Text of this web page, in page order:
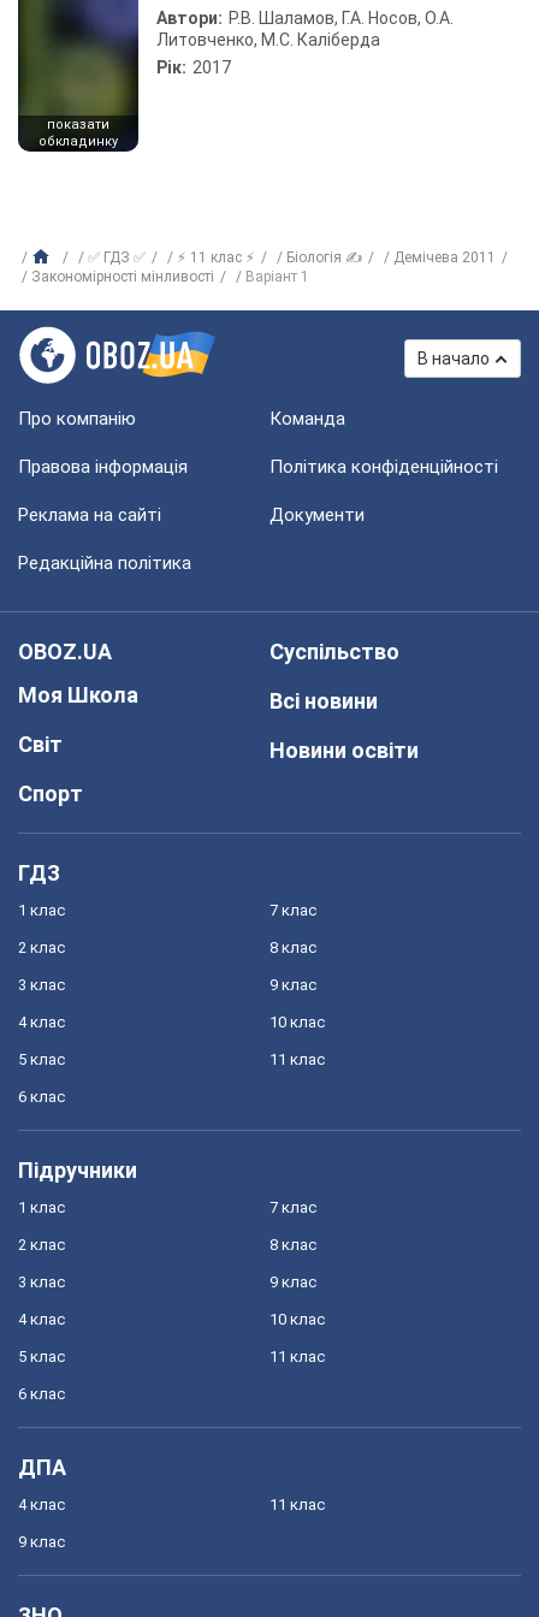
показати
обкладинку
Автори: Р.В. Шаламов, Г.А. Носов, О.А.
Литовченко, М.С. Каліберда
Рік: 2017
✅ ГДЗ ✅ ⚡ 11 клас ⚡ Біологія ✍
Демічева 2011
Закономірності мінливості
Варіант 1
В начало
Про компанію Команда
Правова інформація Політика конфіденційності
Реклама на сайті Документи
Редакційна політика
OBOZ.UA
Моя Школа
Світ
Спорт
Суспільство
Всі новини
Новини освіти
ГДЗ
1 клас
2 клас
3 клас
4 клас
5 клас
6 клас
7 клас
8 клас
9 клас
10 клас
11 клас
Підручники
1 клас
2 клас
3 клас
4 клас
5 клас
6 клас
7 клас
8 клас
9 клас
10 клас
11 клас
ДПА
4 клас
9 клас
11 клас